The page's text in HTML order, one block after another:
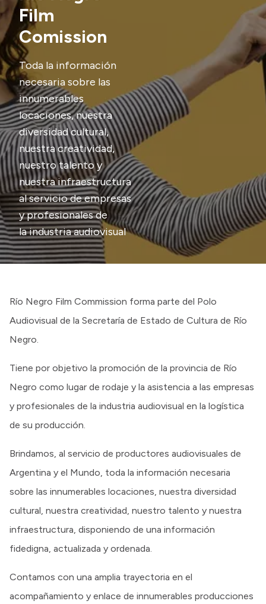
Transparencia
Presupuesto
Boletín Oficial
Compras y licitaciones
Consulta de expedientes
Consulta de pago a proveedores
Convocatorias
Intranet
Login
Film
Comission
Toda la información
necesaria sobre las
innumerables
locaciones, nuestra
diversidad cultural,
nuestra creatividad,
nuestro talento y
nuestra infraestructura
al servicio de empresas
y profesionales de
la industria audiovisual
Río Negro Film Commission forma parte del Polo
Audiovisual de la Secretaría de Estado de Cultura de Río
Negro.
Tiene por objetivo la promoción de la provincia de Río
Negro como lugar de rodaje y la asistencia a las empresas
y profesionales de la industria audiovisual en la logística
de su producción.
Brindamos, al servicio de productores audiovisuales de
Argentina y el Mundo, toda la información necesaria
sobre las innumerables locaciones, nuestra diversidad
cultural, nuestra creatividad, nuestro talento y nuestra
infraestructura, disponiendo de una información
fidedigna, actualizada y ordenada.
Contamos con una amplia trayectoria en el
acompañamiento y enlace de innumerables producciones